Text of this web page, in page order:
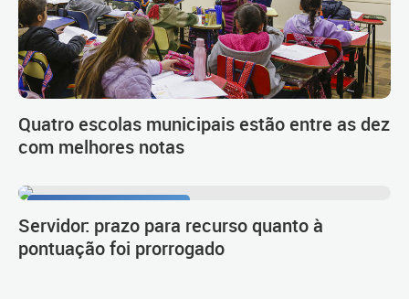
Quatro escolas municipais estão entre as dez
com melhores notas
Servidor: prazo para recurso quanto à
pontuação foi prorrogado